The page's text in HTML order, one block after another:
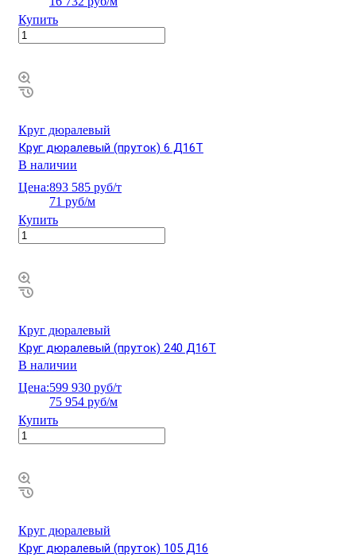
Купить
Круг дюралевый
Круг дюралевый (пруток) 6 Д16Т
В наличии
Цена:893 585 руб/т
71 руб/м
Купить
Круг дюралевый
Круг дюралевый (пруток) 240 Д16Т
В наличии
Цена:599 930 руб/т
75 954 руб/м
Купить
Круг дюралевый
Круг дюралевый (пруток) 105 Д16